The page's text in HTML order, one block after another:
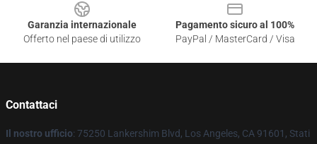
Garanzia internazionale
Offerto nel paese di utilizzo
Pagamento sicuro al 100%
PayPal / MasterCard / Visa
Contattaci
Il nostro ufficio: 75250 Lankershim Blvd, Los Angeles, CA 91601, Stati